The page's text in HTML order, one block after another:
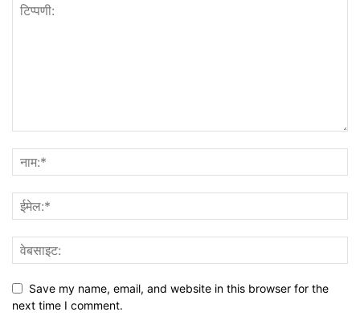
Save my name, email, and website in this browser for the
next time I comment.